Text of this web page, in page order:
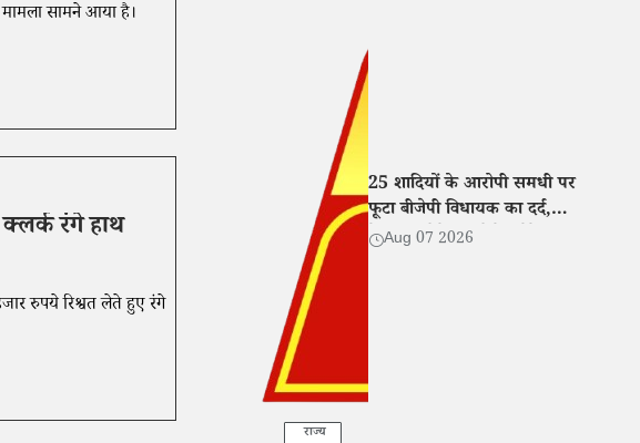
सामने आया है।
रंगे हाथ
रुपये रिश्वत लेते हुए रंगे
राज्य
25 शादियों के आरोपी समधी पर
फूटा बीजेपी विधायक का दर्द,
बेटी संग रोते हुए बोले- 'मेरे साथ
Aug 07 2026